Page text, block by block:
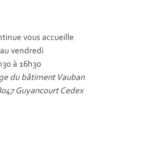
vous accueille
vendredi
à 16h30
du bâtiment Vauban
Guyancourt Cedex